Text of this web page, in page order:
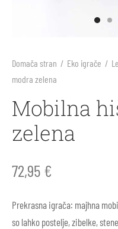
Domača stran / Eko igrače /
modra zelena
Mobilna
zelena
72,95 €
Prekrasna igrača: majhna
so lahko postelje, zibelke,
za prve korake
in nega čevljev
škornji
škornji
za odrasle
telovadnica
figure Holztiger
igrače Grimm’s
punčke